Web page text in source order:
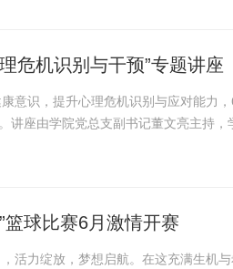
危机识别与干预”专题讲座
意识，提升心理危机识别与应对能力
讲座由学院党总支副书记董文亮主持
实践经验，系统讲解了心理危机的定
篮球比赛6月激情开赛
活力绽放，梦想启航。在这充满生机